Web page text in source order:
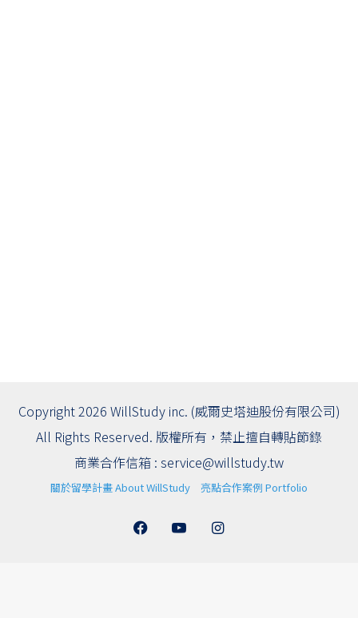
Copyright 2026 WillStudy inc. (威爾史塔迪股份有限公司)
All Rights Reserved. 版權所有，禁止擅自轉貼節錄
商業合作信箱 : service@willstudy.tw
關於留學計畫 About WillStudy 亮點合作案例 Portfolio
Facebook
YouTubeInstagram